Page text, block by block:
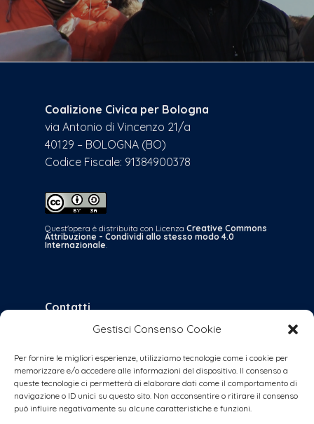
Gestisci Consenso Cookie
Per fornire le migliori esperienze, utilizziamo tecnologie come i cookie per
memorizzare e/o accedere alle informazioni del dispositivo. Il consenso a
queste tecnologie ci permetterà di elaborare dati come il comportamento di
navigazione o ID unici su questo sito. Non acconsentire o ritirare il consenso
può influire negativamente su alcune caratteristiche e funzioni.
Coalizione Civica per Bologna
via Antonio di Vincenzo 21/a
40129 – BOLOGNA (BO)
Codice Fiscale: 91384900378
Quest'opera è distribuita con Licenza Creative Commons
Attribuzione - Condividi allo stesso modo 4.0
Internazionale.
Contatti
bologna@coalizionecivica.it
per qualsiasi questione
collabora@coalizionecivica.it
se volete dare una mano concreta alla
coalizione (volantinaggi, banchetti, video,